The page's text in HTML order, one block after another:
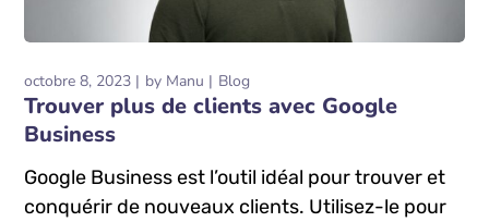
octobre 8, 2023 by Manu Blog
Trouver plus de clients avec Google
Business
Google Business est l’outil idéal pour trouver et
conquérir de nouveaux clients. Utilisez-le pour